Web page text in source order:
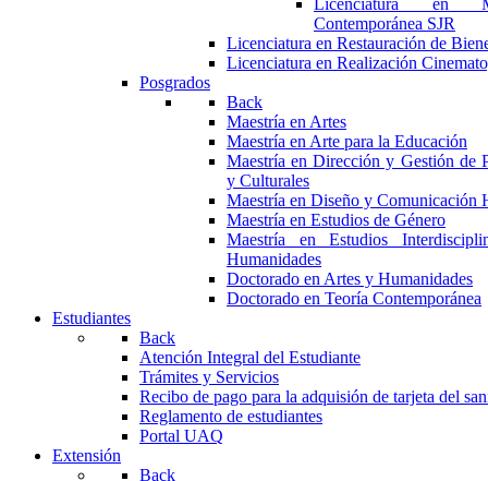
Licenciatura en
Contemporánea SJR
Licenciatura en Restauración de
Licenciatura en Realización
Posgrados
Back
Maestría en Artes
Maestría en Arte para la Educación
Maestría en Dirección y Gestión de
y Culturales
Maestría en Diseño y Comunicación
Maestría en Estudios de Género
Maestría en Estudios
Humanidades
Doctorado en Artes y Humanidades
Doctorado en Teoría Contemporánea
Estudiantes
Back
Atención Integral del Estudiante
Trámites y Servicios
Recibo de pago para la adquisión de tarjeta del
Reglamento de estudiantes
Portal UAQ
Extensión
Back